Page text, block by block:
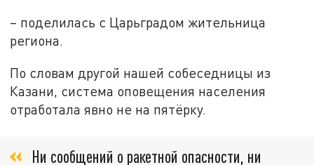
– поделилась с Царьградом жительница
региона.
По словам другой нашей собеседницы из
Казани, система оповещения населения
отработала явно не на пятёрку.
Ни сообщений о ракетной опасности, ни